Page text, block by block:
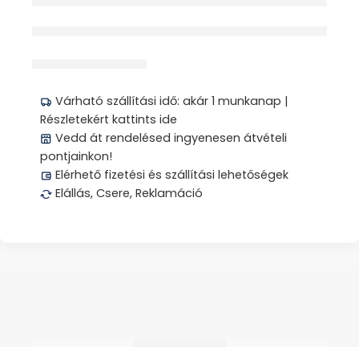
Várható szállítási idő: akár 1 munkanap |
Részletekért kattints ide
Vedd át rendelésed ingyenesen átvételi
pontjainkon!
Elérhető fizetési és szállítási lehetőségek
Elállás, Csere, Reklamáció